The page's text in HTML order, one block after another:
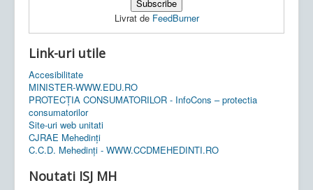
Livrat de FeedBurner
Link-uri utile
Accesibilitate
MINISTER-WWW.EDU.RO
PROTECȚIA CONSUMATORILOR - InfoCons – protectia
consumatorilor
Site-uri web unitati
CJRAE Mehedinți
C.C.D. Mehedinţi - WWW.CCDMEHEDINTI.RO
Noutati ISJ MH